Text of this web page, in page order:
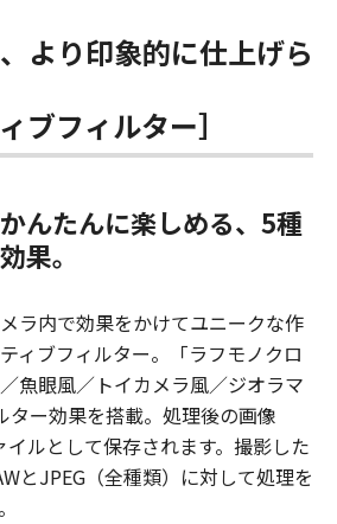
より印象的に仕上げら
ブフィルター］
んたんに楽しめる、5種
果。
ラ内で効果をかけてユニークな作
ィブフィルター。「ラフモノクロ
魚眼風／トイカメラ風／ジオラマ
ター効果を搭載。処理後の画像
イルとして保存されます。撮影した
とJPEG（全種類）に対して処理を